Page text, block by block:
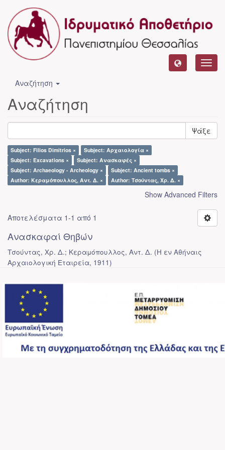
Αναζήτηση
Αναζήτηση
Ψάξε
Subject: Filios Dimitrios ×
Subject: Αρχαιολογία ×
Subject: Excavations ×
Subject: Ανασκαφές ×
Subject: Archaeology - Archeology ×
Subject: Ancient tombs ×
Author: Κεραμόπουλλος, Αντ. Δ. ×
Author: Τσούντας, Χρ. Δ. ×
Show Advanced Filters
Αποτελέσματα 1-1 από 1
Ανασκαφαί Θηβών
Τσούντας, Χρ. Δ.; Κεραμόπουλλος, Αντ. Δ. (Η εν Αθήναις
Αρχαιολογική Εταιρεία, 1911)